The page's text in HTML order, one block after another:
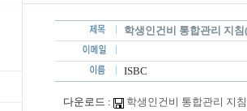
학생인건비 통합관리 지침
ISBC
다운로드 : 학생인건비 통합관리 지